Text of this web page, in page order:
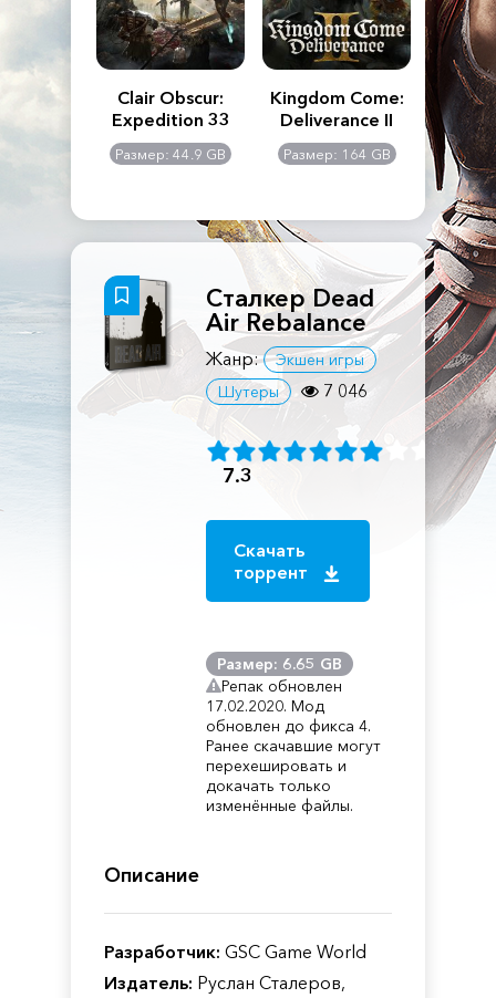
Creed
Clair Obscur:
Expedition 33
Размер: 44.9 GB
Kingdom Come:
Deliverance II
Размер: 164 GB
The
Сталкер Dead
Air Rebalance
Жанр:
Экшен игры
Шутеры
7 046
7.3
Скачать
торрент
Размер: 6.65 GB
Репак обновлен
17.02.2020. Мод
обновлен до фикса 4.
Ранее скачавшие могут
перехешировать и
докачать только
изменённые файлы.
Описание
Разработчик: GSC Game World
Издатель: Руслан Сталеров,